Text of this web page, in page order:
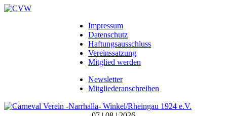
Impressum
Datenschutz
Haftungsausschluss
Vereinssatzung
Mitglied werden
Newsletter
Mitgliederanschreiben